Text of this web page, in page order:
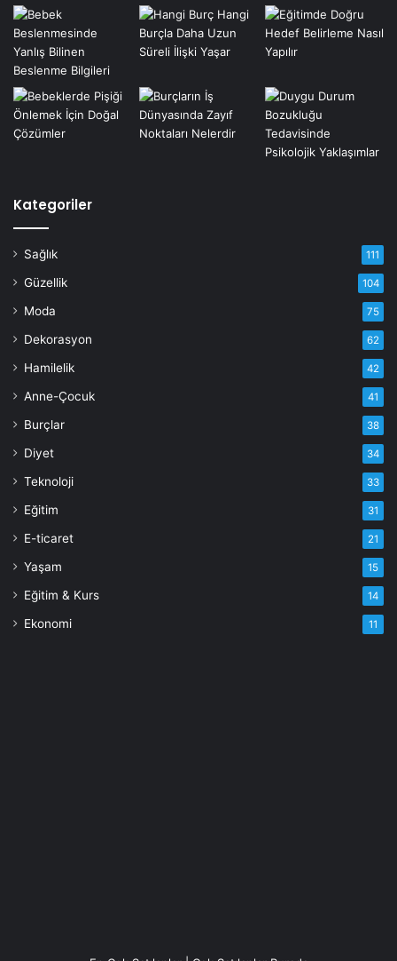
Kategoriler
Sağlık 111
Güzellik 104
Moda 75
Dekorasyon 62
Hamilelik 42
Anne-Çocuk 41
Burçlar 38
Diyet 34
Teknoloji 33
Eğitim 31
E-ticaret 21
Yaşam 15
Eğitim & Kurs 14
Ekonomi 11